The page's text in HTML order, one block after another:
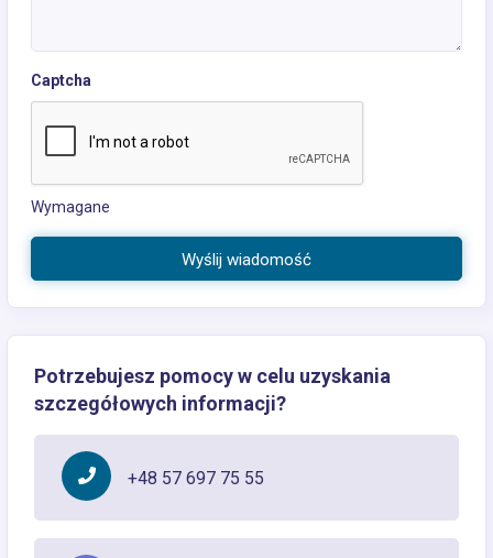
Captcha
Wymagane
Wyślij wiadomość
Potrzebujesz pomocy w celu uzyskania
szczegółowych informacji?
+48 57 697 75 55